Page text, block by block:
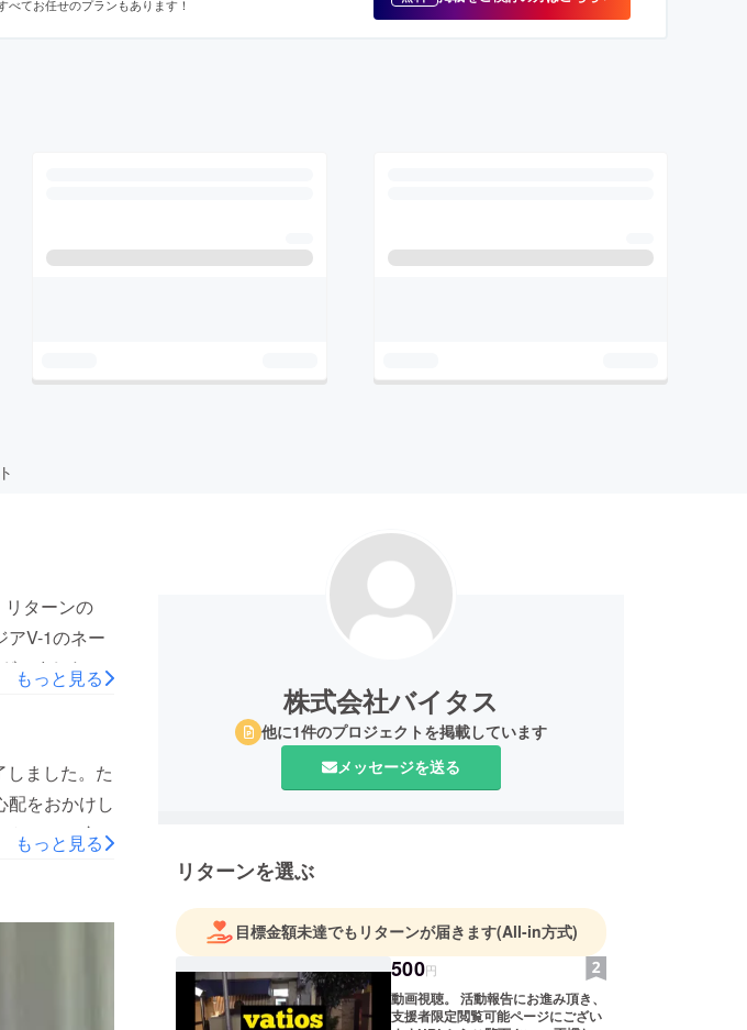
てお任せのプランもあります！
ターンの
アV-1のネー
いました』
よろしくお
もっと見る
ました。た
配をおかけし
うになる度に
生命名権額
定になかっ
方、返金を辞
支援があ
そうです。
せんでしょ
もっと見る
株式会社バイタス
他に1件のプロジェクトを掲載しています
メッセージを送る
リターンを選ぶ
目標金額未達でもリターンが届きます(All-in方式)
500円
動画視聴。 活動報告にお進み頂き、
支援者限定閲覧可能ページにござい